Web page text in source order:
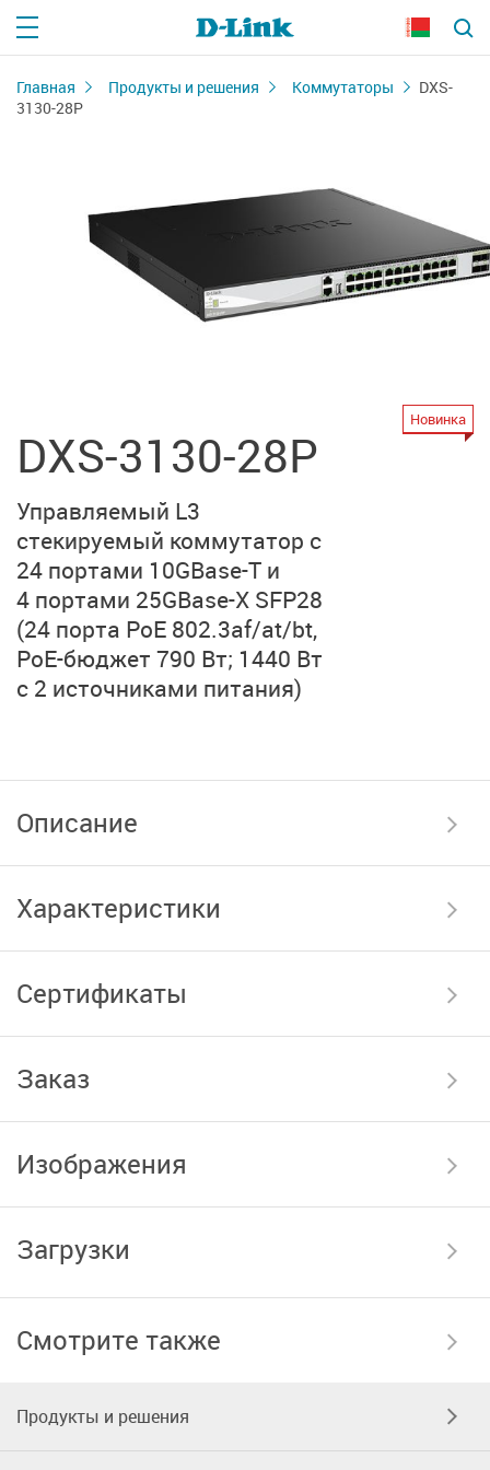
Главная Продукты и решения Коммутаторы
DXS-
3130-28P
DXS-3130-28P
Новинка
Управляемый L3
стекируемый коммутатор с
24 портами 10GBase-T и
4 портами 25GBase-X SFP28
(24 порта PoE 802.3af/at/bt,
PoE-бюджет 790 Вт; 1440 Вт
с 2 источниками питания)
Описание
Характеристики
Сертификаты
Заказ
Изображения
Загрузки
Смотрите также
Продукты и решения